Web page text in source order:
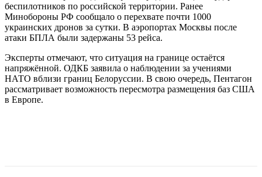
беспилотников по российской территории. Ранее
Минобороны РФ сообщало о перехвате почти 1000
украинских дронов за сутки. В аэропортах Москвы после
атаки БПЛА были задержаны 53 рейса.
Эксперты отмечают, что ситуация на границе остаётся
напряжённой. ОДКБ заявила о наблюдении за учениями
НАТО вблизи границ Белоруссии. В свою очередь, Пентагон
рассматривает возможность пересмотра размещения баз США
в Европе.